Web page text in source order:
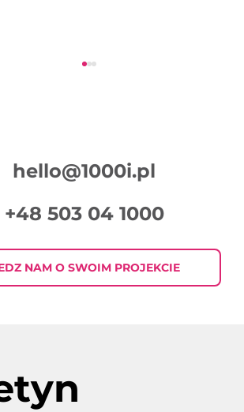
Tygodnia w Digital
2026-07-30
hello@1000i.pl
+48 503 04 1000
NAM O SWOIM PROJEKCIE